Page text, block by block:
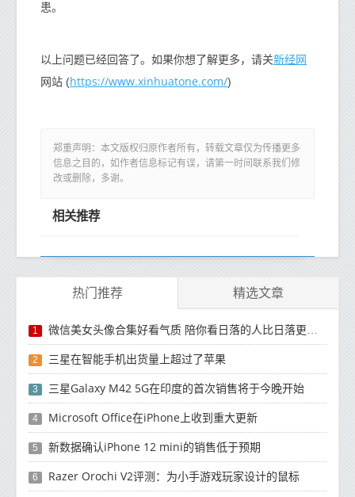
患。
以上问题已经回答了。如果你想了解更多，请关新经网
网站 (https://www.xinhuatone.com/)
郑重声明：本文版权归原作者所有，转载文章仅为传播更多
信息之目的，如作者信息标记有误，请第一时间联系我们修
改或删除，多谢。
相关推荐
热门推荐 精选文章
1 微信美女头像合集好看气质 陪你看日落的人比日落更浪漫
2 三星在智能手机出货量上超过了苹果
3 三星Galaxy M42 5G在印度的首次销售将于今晚开始
4 Microsoft Office在iPhone上收到重大更新
5 新数据确认iPhone 12 mini的销售低于预期
6 Razer Orochi V2评测：为小手游戏玩家设计的鼠标